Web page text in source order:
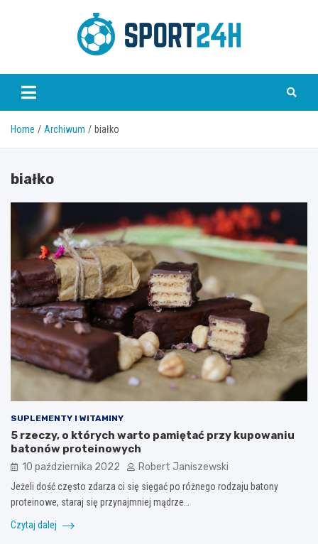
Sport 24h
Home Archiwum białko
białko
SUPLEMENTY I WITAMINY
5 rzeczy, o których warto pamiętać przy kupowaniu
batonów proteinowych
10 października 2022 Robert Janiszewski
Jeżeli dość często zdarza ci się sięgać po różnego rodzaju batony
proteinowe, staraj się przynajmniej mądrze…
Czytaj dalej